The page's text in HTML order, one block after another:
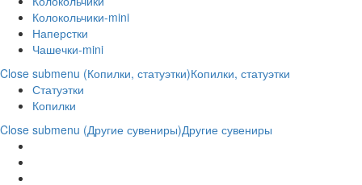
Колокольчики-mini
Наперстки
Чашечки-mini
Close submenu (Копилки, статуэтки)Копилки, статуэтки
Статуэтки
Копилки
Close submenu (Другие сувениры)Другие сувениры